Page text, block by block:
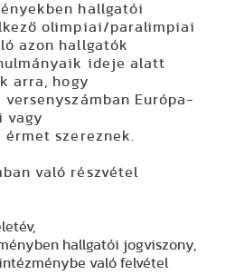
hallgatói
olimpiai/paralimpiai
azon hallgatók
ideje alatt
arra, hogy
Európa-
vagy
szereznek.
való részvétel
hallgatói jogviszony,
való felvétel